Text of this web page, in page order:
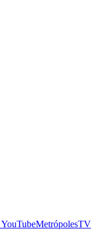
YouTubeMetrópolesTV